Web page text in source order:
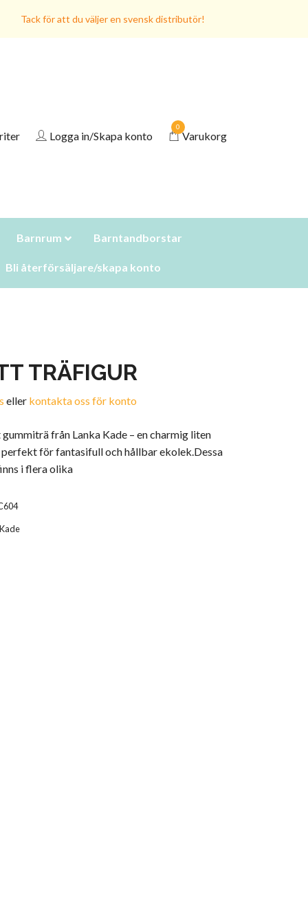
Tack för att du väljer en svensk distributör!
Logga in/Skapa konto
0
Varukorg
Barnrum Barntandborstar
Bli återförsäljare/skapa konto
TRÄFIGUR
eller kontakta oss för konto
från Lanka Kade – en charmig liten
perfekt för fantasifull och hållbar ekolek.Dessa
i flera olika